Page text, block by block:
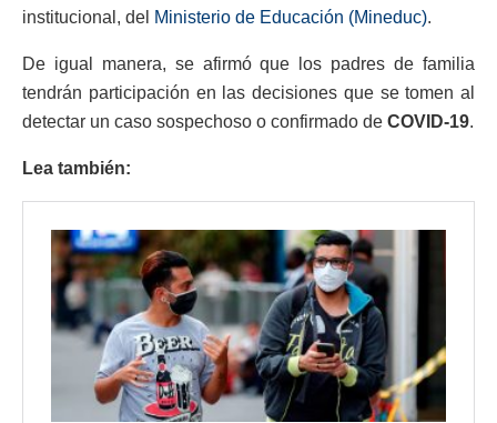
institucional, del Ministerio de Educación (Mineduc).
De igual manera, se afirmó que los padres de familia
tendrán participación en las decisiones que se tomen al
detectar un caso sospechoso o confirmado de COVID-19.
Lea también: